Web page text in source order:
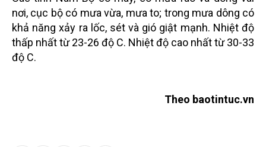
nơi, cục bộ có mưa vừa, mưa to; trong mưa dông có
khả năng xảy ra lốc, sét và gió giật mạnh. Nhiệt độ
thấp nhất từ 23-26 độ C. Nhiệt độ cao nhất từ 30-33
độ C.
Theo baotintuc.vn